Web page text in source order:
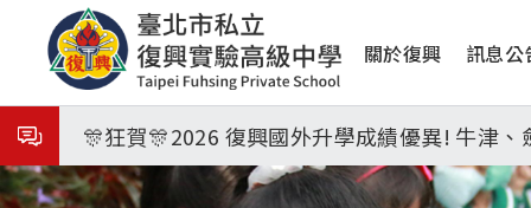
內
容
主
覽
關於復興 訊息公
8月31日 開學日
🎉🎉🎉狂賀! 12望蘇同學榮錄MIT麻省理工學
🎊狂賀🎊2026 復興國外升學成績優異! 牛津、
115年校本部大學榜單再創佳績🎉，32％達